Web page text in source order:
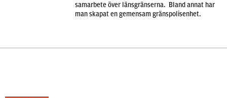
samarbete över länsgränserna. Bland annat har
man skapat en gemensam gränspolisenhet.